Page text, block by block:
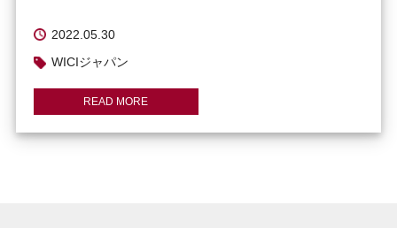
2022.05.30
WICIジャパン
READ MORE